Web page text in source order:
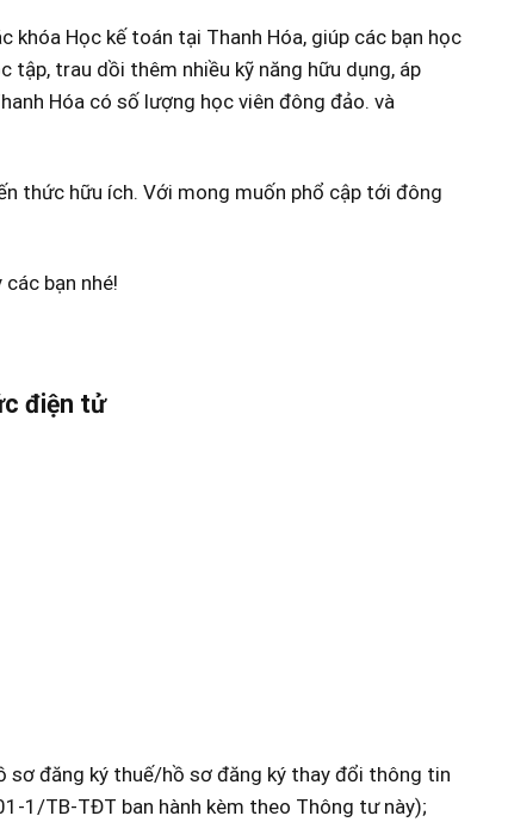
Học kế toán tại Thanh Hóa, giúp các bạn học
trau dồi thêm nhiều kỹ năng hữu dụng, áp
Hóa có số lượng học viên đông đảo. và
thức hữu ích. Với mong muốn phổ cập tới đông
bạn nhé!
điện tử
sơ đăng ký thuế/hồ sơ đăng ký thay đổi thông tin
1/TB-TĐT ban hành kèm theo Thông tư này);